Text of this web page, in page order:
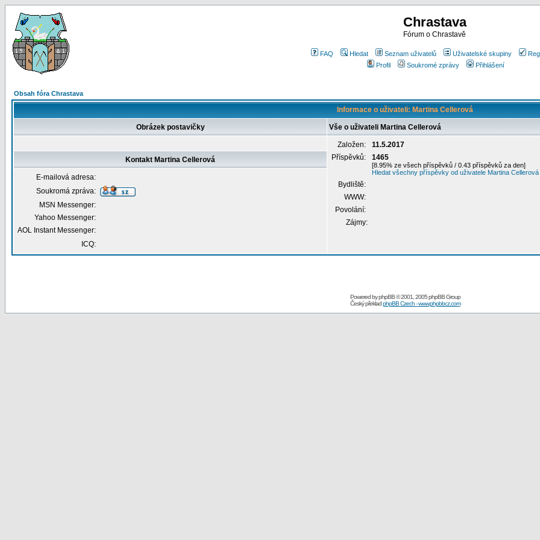
Chrastava
Fórum o Chrastavě
FAQ Hledat Seznam uživatelů Uživatelské skupiny
Profil
Soukromé zprávy Přihlášení
Obsah fóra Chrastava
Informace o uživateli: Martina Cellerová
Obrázek postavičky Vše o uživateli Martina Cellerová
Založen:
11.5.2017
Příspěvků:
1465
[8.95% ze všech příspěvků / 0.43 příspěvků za den]
Hledat všechny příspěvky od uživatele Martina Cellerová
Bydliště:
WWW:
Povolání:
Zájmy:
Kontakt Martina Cellerová
E-mailová adresa:
Soukromá zpráva:
MSN Messenger:
Yahoo Messenger:
AOL Instant Messenger:
ICQ:
Powered byphpBB© 2001, 2005 phpBB Group
Český překladphpBB Czech - www.phpbbcz.com